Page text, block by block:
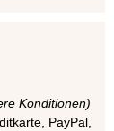
Konditionen)
PayPal,